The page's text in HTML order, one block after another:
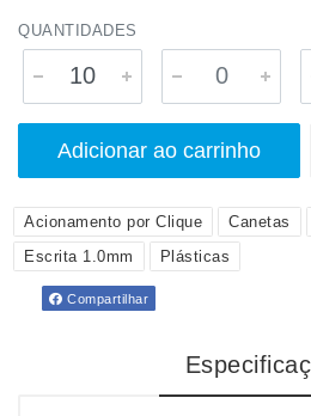
QUANTIDADES
Adicionar ao carrinho
Acionamento por Clique Canetas
Escrita 1.0mm
Plásticas
Compartilhar